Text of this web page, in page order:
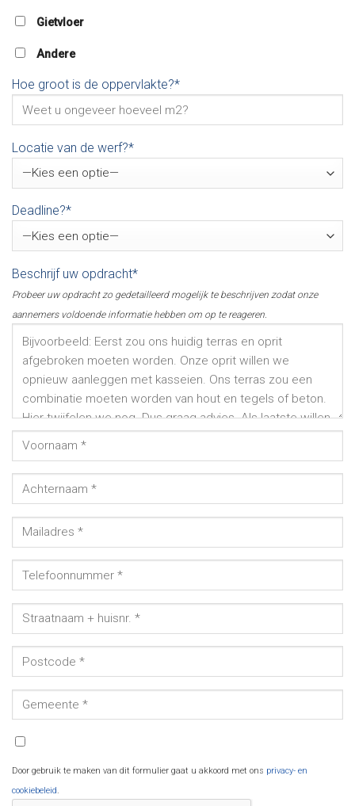
Gietvloer
Andere
Hoe groot is de oppervlakte?*
Locatie van de werf?*
Deadline?*
Beschrijf uw opdracht*
Probeer uw opdracht zo gedetailleerd mogelijk te beschrijven zodat onze
aannemers voldoende informatie hebben om op te reageren.
Door gebruik te maken van dit formulier gaat u akkoord met ons privacy- en
cookiebeleid.